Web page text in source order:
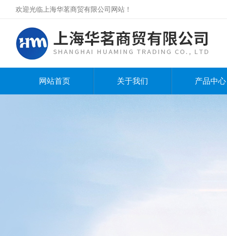
欢迎光临上海华茗商贸有限公司网站！
网站首页 关于我们 产品中心